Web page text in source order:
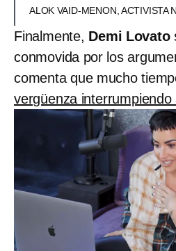
ALOK VAID-MENON, ACTIVISTA
Finalmente, Demi Lovato
conmovida por los
comenta que mucho
vergüenza interrumpiendo